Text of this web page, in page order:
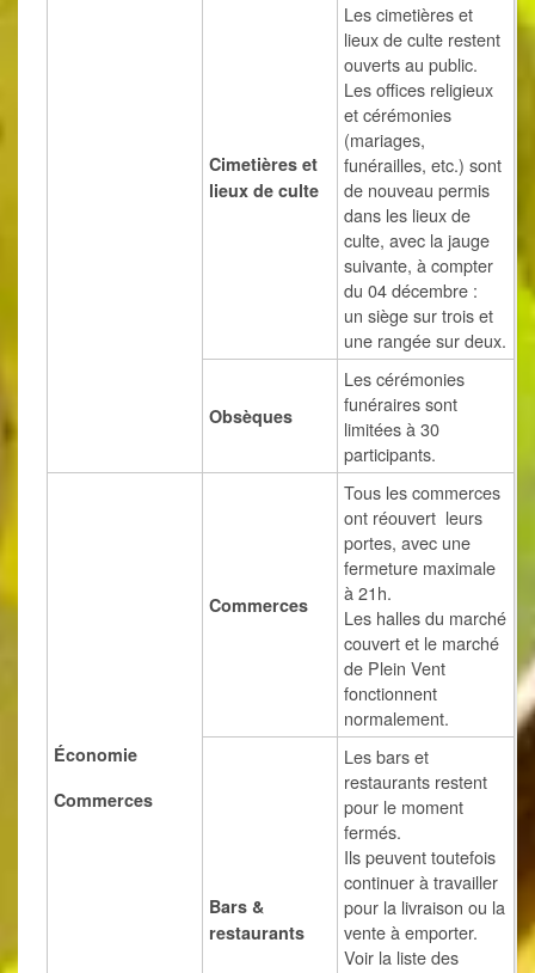
Cimetières et
lieux de culte
Les cimetières et
lieux de culte restent
ouverts au public.
Les offices religieux
et cérémonies
(mariages,
funérailles, etc.) sont
de nouveau permis
dans les lieux de
culte, avec la jauge
suivante, à compter
du 04 décembre :
un siège sur trois et
une rangée sur deux.
Obsèques
Les cérémonies
funéraires sont
limitées à 30
participants.
Économie
Commerces
Commerces
Tous les commerces
ont réouvert leurs
portes, avec une
fermeture maximale
à 21h.
Les halles du marché
couvert et le marché
de Plein Vent
fonctionnent
normalement.
Bars &
restaurants
Les bars et
restaurants restent
pour le moment
fermés.
Ils peuvent toutefois
continuer à travailler
pour la livraison ou la
vente à emporter.
Voir la liste des